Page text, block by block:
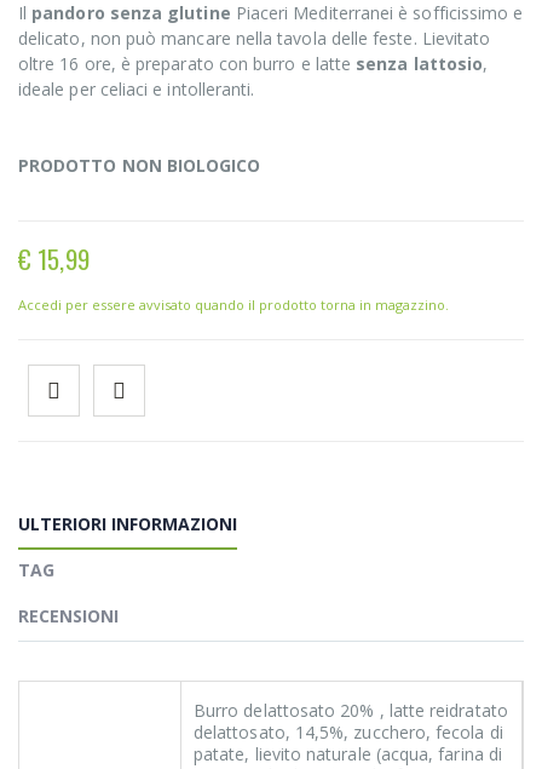
Il pandoro senza glutine Piaceri Mediterranei è sofficissimo e
delicato, non può mancare nella tavola delle feste. Lievitato
oltre 16 ore, è preparato con burro e latte senza lattosio,
ideale per celiaci e intolleranti.
PRODOTTO NON BIOLOGICO
€ 15,99
Accedi per essere avvisato quando il prodotto torna in magazzino.
ULTERIORI INFORMAZIONI
TAG
RECENSIONI
Burro delattosato 20% , latte reidratato
delattosato, 14,5%, zucchero, fecola di
patate, lievito naturale (acqua, farina di